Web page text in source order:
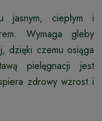
jasnym, ciepłym i
Wymaga gleby
dzięki czemu osiąga
pielęgnacji jest
zdrowy wzrost i